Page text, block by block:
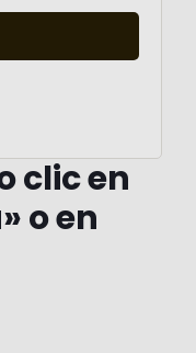
clic en
o en